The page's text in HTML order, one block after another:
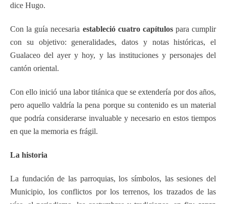
dice Hugo.
Con la guía necesaria estableció cuatro capítulospara cumplir
con su objetivo: generalidades, datos y notas históricas, el
Gualaceo del ayer y hoy, y las instituciones y personajes del
cantón oriental.
Con ello inició una labor titánica que se extendería por dos años,
pero aquello valdría la pena porque su contenido es un material
que podría considerarse invaluable y necesario en estos tiempos
en que la memoria es frágil.
La historia
La fundación de las parroquias, los símbolos, las sesiones del
Municipio, los conflictos por los terrenos, los trazados de las